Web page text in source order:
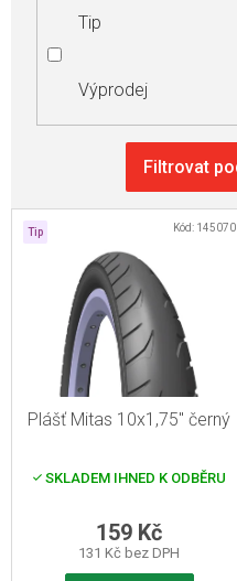
Tip
Výprodej
VTip
Plášť Mitas 10x1,75" černý
SKLADEM IHNED K ODBĚRU
131 Kč bez DPH
159 Kč
Kód: 145070